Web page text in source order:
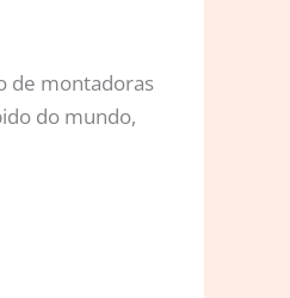
de montadoras
do mundo,